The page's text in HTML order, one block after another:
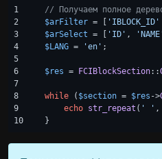
1
2
3
4
5
6
7
8
9
// Получаем полное
$arFilter = [ 'IBLOCK_ID'
$arSelect = [ 'ID' ,
$LANG = 'en' ;
$res = FCIBlockSection::
while ( $section = $res ->
echo str_repeat ( ' ' ,
}